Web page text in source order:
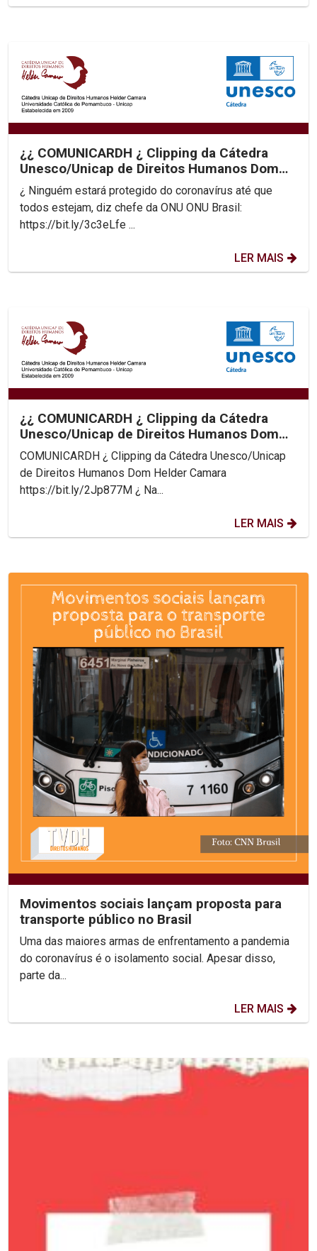
¿¿ COMUNICARDH ¿ Clipping da Cátedra
Unesco/Unicap de Direitos Humanos Dom
Helder Camara
¿ Ninguém estará protegido do coronavírus até que
todos estejam, diz chefe da ONU ONU Brasil:
https://bit.ly/3c3eLfe ...
LER MAIS
¿¿ COMUNICARDH ¿ Clipping da Cátedra
Unesco/Unicap de Direitos Humanos Dom
Helder Camara
COMUNICARDH ¿ Clipping da Cátedra Unesco/Unicap
de Direitos Humanos Dom Helder Camara
https://bit.ly/2Jp877M ¿ Na...
LER MAIS
Movimentos sociais lançam proposta para
transporte público no Brasil
Uma das maiores armas de enfrentamento a pandemia
do coronavírus é o isolamento social. Apesar disso,
parte da...
LER MAIS